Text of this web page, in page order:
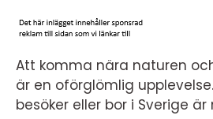
Att komma nära naturen
är en oförglömlig
besöker eller bor i Sverige